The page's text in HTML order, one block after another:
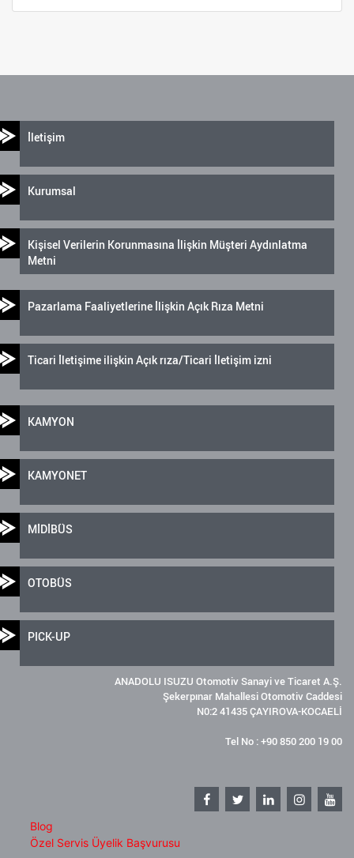
İletişim
Kurumsal
Kişisel Verilerin Korunmasına İlişkin Müşteri Aydınlatma
Metni
Pazarlama Faaliyetlerine İlişkin Açık Rıza Metni
Ticari İletişime ilişkin Açık rıza/Ticari İletişim izni
KAMYON
KAMYONET
MİDİBÜS
OTOBÜS
PICK-UP
ANADOLU ISUZU Otomotiv Sanayi ve Ticaret A.Ş.
Şekerpınar Mahallesi Otomotiv Caddesi
N0:2 41435 ÇAYIROVA-KOCAELİ
Tel No : +90 850 200 19 00
Blog
Özel Servis Üyelik Başvurusu